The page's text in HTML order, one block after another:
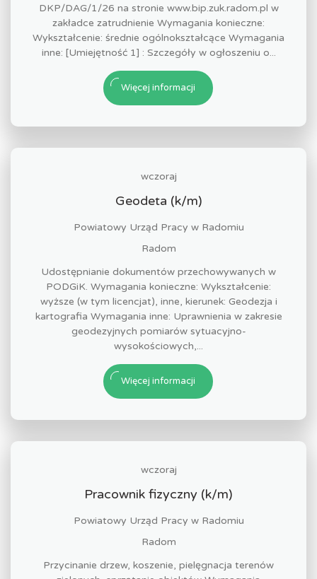
DKP/DAG/1/26 na stronie www.bip.zuk.radom.pl w
zakładce zatrudnienie Wymagania konieczne:
Wykształcenie: średnie ogólnokształcące Wymagania
inne: [Umiejętność 1] : Szczegóły w ogłoszeniu o...
Więcej informacji
wczoraj
Geodeta (k/m)
Powiatowy Urząd Pracy w Radomiu
Radom
Udostępnianie dokumentów przechowywanych w
PODGiK. Wymagania konieczne: Wykształcenie:
wyższe (w tym licencjat), inne, kierunek: Geodezja i
kartografia Wymagania inne: Uprawnienia w zakresie
geodezyjnych pomiarów sytuacyjno-
wysokościowych,...
Więcej informacji
wczoraj
Pracownik fizyczny (k/m)
Powiatowy Urząd Pracy w Radomiu
Radom
Przycinanie drzew, koszenie, pielęgnacja terenów